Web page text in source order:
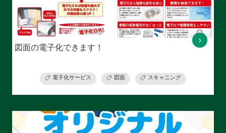
図面の電子化できます！
電子化サービス 図面 スキャニング